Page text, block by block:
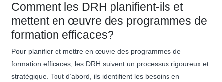
Comment les DRH planifient-ils et
mettent en œuvre des programmes de
formation efficaces?
Pour planifier et mettre en œuvre des programmes de
formation efficaces, les DRH suivent un processus rigoureux et
stratégique. Tout d’abord, ils identifient les besoins en